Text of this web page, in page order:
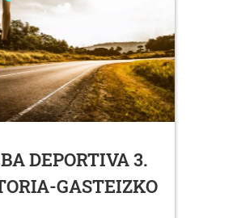
DEPORTIVA 3.
GASTEIZKO